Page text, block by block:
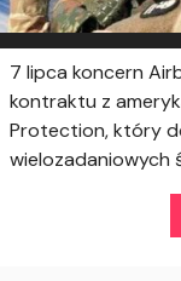
7 lipca koncern
kontraktu z
Protection, który
wielozadaniowych